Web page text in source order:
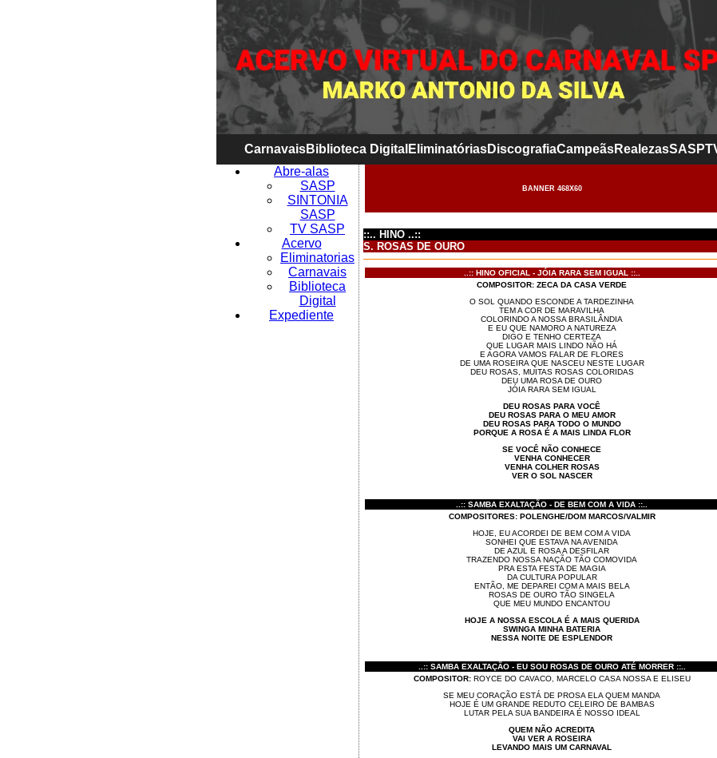
CarnavaisBiblioteca Digital EliminatóriasDiscografiaCampeãsRealezasSASP
Abre-alas
SASP
SINTONIA
SASP
TV SASP
Acervo
Eliminatorias
Carnavais
Biblioteca
Digital
Expediente
BANNER 468X60
::.. HINO ..::
S. ROSAS DE OURO
..:: HINO OFICIAL - JÓIA RARA SEM IGUAL ::..
COMPOSITOR: ZECA DA CASA VERDE
O SOL QUANDO ESCONDE A TARDEZINHA
TEM A COR DE MARAVILHA
COLORINDO A NOSSA BRASILÂNDIA
E EU QUE NAMORO A NATUREZA
DIGO E TENHO CERTEZA
QUE LUGAR MAIS LINDO NÃO HÁ
E AGORA VAMOS FALAR DE FLORES
DE UMA ROSEIRA QUE NASCEU NESTE LUGAR
DEU ROSAS, MUITAS ROSAS COLORIDAS
DEU UMA ROSA DE OURO
JÓIA RARA SEM IGUAL
DEU ROSAS PARA VOCÊ
DEU ROSAS PARA O MEU AMOR
DEU ROSAS PARA TODO O MUNDO
PORQUE A ROSA É A MAIS LINDA FLOR
SE VOCÊ NÃO CONHECE
VENHA CONHECER
VENHA COLHER ROSAS
VER O SOL NASCER
..:: SAMBA EXALTAÇÃO - DE BEM COM A VIDA ::..
COMPOSITORES: POLENGHE/DOM MARCOS/VALMIR
HOJE, EU ACORDEI DE BEM COM A VIDA
SONHEI QUE ESTAVA NA AVENIDA
DE AZUL E ROSA A DESFILAR
TRAZENDO NOSSA NAÇÃO TÃO COMOVIDA
PRA ESTA FESTA DE MAGIA
DA CULTURA POPULAR
ENTÃO, ME DEPAREI COM A MAIS BELA
ROSAS DE OURO TÃO SINGELA
QUE MEU MUNDO ENCANTOU
HOJE A NOSSA ESCOLA É A MAIS QUERIDA
SWINGA MINHA BATERIA
NESSA NOITE DE ESPLENDOR
..:: SAMBA EXALTAÇÃO - EU SOU ROSAS DE OURO ATÉ MORRER ::..
COMPOSITOR:ROYCE DO CAVACO, MARCELO CASA NOSSA E ELISEU
SE MEU CORAÇÃO ESTÁ DE PROSA ELA QUEM MANDA
HOJE É UM GRANDE REDUTO CELEIRO DE BAMBAS
LUTAR PELA SUA BANDEIRA É NOSSO IDEAL
QUEM NÃO ACREDITA
VAI VER A ROSEIRA
LEVANDO MAIS UM CARNAVAL